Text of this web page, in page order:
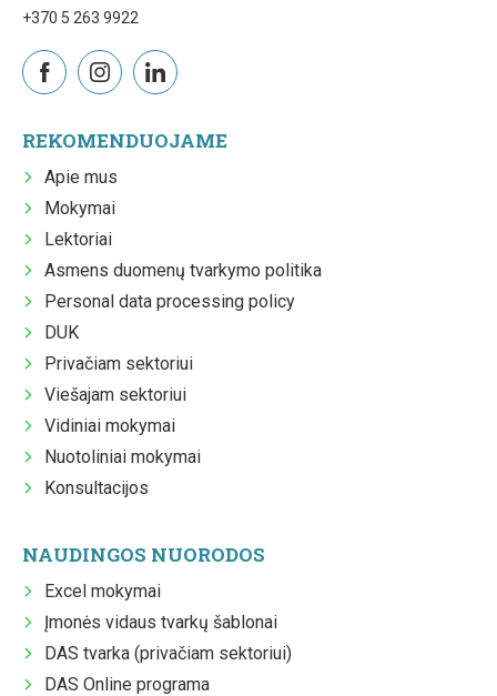
+370 5 263 9922
REKOMENDUOJAME
Apie mus
Mokymai
Lektoriai
Asmens duomenų tvarkymo politika
Personal data processing policy
DUK
Privačiam sektoriui
Viešajam sektoriui
Vidiniai mokymai
Nuotoliniai mokymai
Konsultacijos
NAUDINGOS NUORODOS
Excel mokymai
Įmonės vidaus tvarkų šablonai
DAS tvarka (privačiam sektoriui)
DAS Online programa